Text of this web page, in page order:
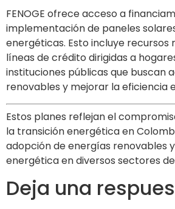
FENOGE ofrece acceso a
implementación de paneles
energéticas. Esto incluye recursos
líneas de crédito dirigidas a
instituciones públicas que buscan
renovables y mejorar la eficiencia
Estos planes reflejan el
la transición energética en
adopción de energías renovables
energética en diversos sectores
Deja una